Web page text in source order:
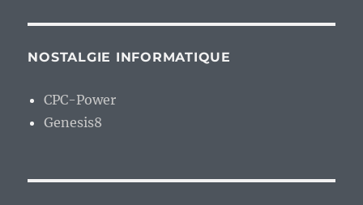
NOSTALGIE INFORMATIQUE
CPC-Power
Genesis8